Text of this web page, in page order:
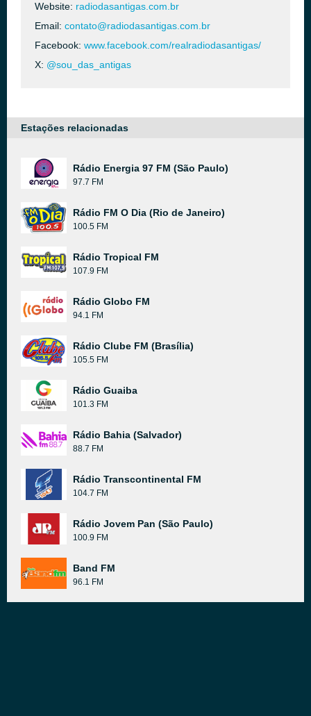
Website: radiodasantigas.com.br
Email: contato@radiodasantigas.com.br
Facebook: www.facebook.com/realradiodasantigas/
X: @sou_das_antigas
Estações relacionadas
Rádio Energia 97 FM (São Paulo)
97.7 FM
Rádio FM O Dia (Rio de Janeiro)
100.5 FM
Rádio Tropical FM
107.9 FM
Rádio Globo FM
94.1 FM
Rádio Clube FM (Brasília)
105.5 FM
Rádio Guaiba
101.3 FM
Rádio Bahia (Salvador)
88.7 FM
Rádio Transcontinental FM
104.7 FM
Rádio Jovem Pan (São Paulo)
100.9 FM
Band FM
96.1 FM